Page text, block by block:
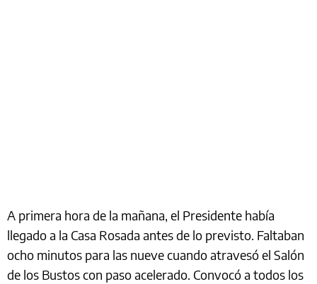
A primera hora de la mañana, el Presidente había
llegado a la Casa Rosada antes de lo previsto. Faltaban
ocho minutos para las nueve cuando atravesó el Salón
de los Bustos con paso acelerado. Convocó a todos los